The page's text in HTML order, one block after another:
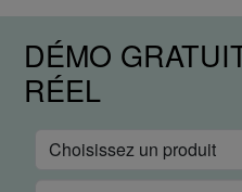
DÉMO
RÉEL